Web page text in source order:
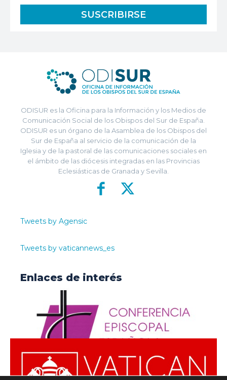
ODISUR es la Oficina para la Información y los Medios de
Comunicación Social de los Obispos del Sur de España.
ODISUR es un órgano de la Asamblea de los Obispos del
Sur de España al servicio de la comunicación de la
Iglesia y de la pastoral de las comunicaciones sociales en
el ámbito de las diócesis integradas en las Provincias
Eclesiásticas de Granada y Sevilla.
Tweets by Agensic
Tweets by vaticannews_es
Enlaces de interés